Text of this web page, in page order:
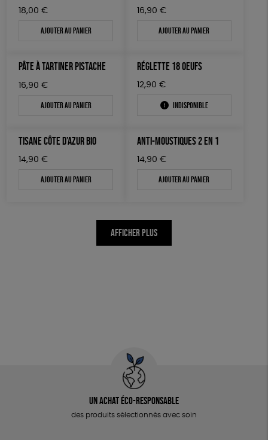
18,00 €
Ajouter au panier
16,90 €
Ajouter au panier
PÂTE À TARTINER PISTACHE
16,90 €
Ajouter au panier
RÉGLETTE 18 OEUFS
12,90 €
Indisponible
TISANE CÔTE D’AZUR BIO
14,90 €
Ajouter au panier
ANTI-MOUSTIQUES 2 EN 1
14,90 €
Ajouter au panier
AFFICHER PLUS
Un achat éco-responsable
des produits sélectionnés avec soin